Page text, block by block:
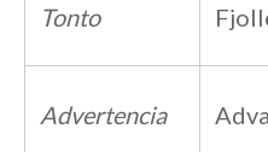
Tonto
Advertencia